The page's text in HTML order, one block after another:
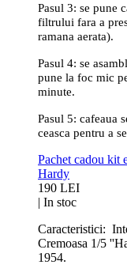
Pasul 3: se pune
filtrului fara a
ramana aerata).
Pasul 4: se
pune la foc mic
minute.
Pasul 5: cafeaua
ceasca pentru a
Pachet cadou kit
Hardy
190 LEI
| In stoc
Caracteristici:
Cremoasa 1/5
1954.